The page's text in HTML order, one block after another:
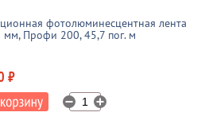
фотолюминесцентная лента
мм, Профи 200, 45,7 пог. м
₽